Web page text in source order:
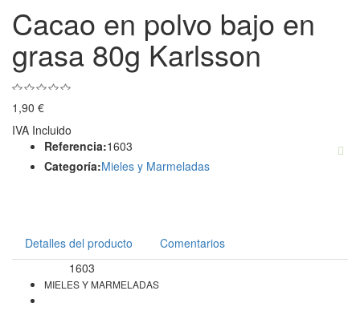
Cacao en polvo bajo en
grasa 80g Karlsson
1,90 €
IVA Incluido
Referencia:1603
Categoría:Mieles y Marmeladas
Detalles del producto Comentarios
1603
MIELES Y MARMELADAS